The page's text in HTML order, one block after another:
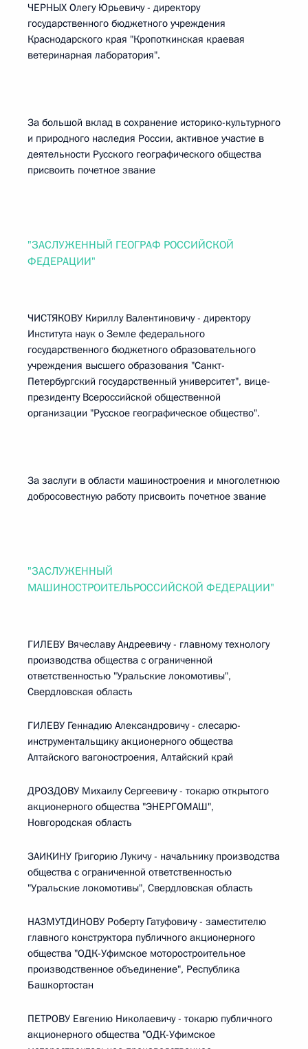
ЧЕРНЫХ Олегу Юрьевичу - директору
государственного бюджетного учреждения
Краснодарского края "Кропоткинская краевая
ветеринарная лаборатория".
За большой вклад в сохранение историко-культурного
и природного наследия России, активное участие в
деятельности Русского географического общества
присвоить почетное звание
"ЗАСЛУЖЕННЫЙ ГЕОГРАФ РОССИЙСКОЙ
ФЕДЕРАЦИИ"
ЧИСТЯКОВУ Кириллу Валентиновичу - директору
Института наук о Земле федерального
государственного бюджетного образовательного
учреждения высшего образования "Санкт-
Петербургский государственный университет", вице-
президенту Всероссийской общественной
организации "Русское географическое общество".
За заслуги в области машиностроения и многолетнюю
добросовестную работу присвоить почетное звание
"ЗАСЛУЖЕННЫЙ
МАШИНОСТРОИТЕЛЬРОССИЙСКОЙ ФЕДЕРАЦИИ"
ГИЛЕВУ Вячеславу Андреевичу - главному технологу
производства общества с ограниченной
ответственностью "Уральские локомотивы",
Свердловская область
ГИЛЕВУ Геннадию Александровичу - слесарю-
инструментальщику акционерного общества
Алтайского вагоностроения, Алтайский край
ДРОЗДОВУ Михаилу Сергеевичу - токарю открытого
акционерного общества "ЭНЕРГОМАШ",
Новгородская область
ЗАИКИНУ Григорию Лукичу - начальнику производства
общества с ограниченной ответственностью
"Уральские локомотивы", Свердловская область
НАЗМУТДИНОВУ Роберту Гатуфовичу - заместителю
главного конструктора публичного акционерного
общества "ОДК-Уфимское моторостроительное
производственное объединение", Республика
Башкортостан
ПЕТРОВУ Евгению Николаевичу - токарю публичного
акционерного общества "ОДК-Уфимское